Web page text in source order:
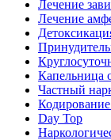
Лечение
Лечение
Капельница
Частный
Day Top